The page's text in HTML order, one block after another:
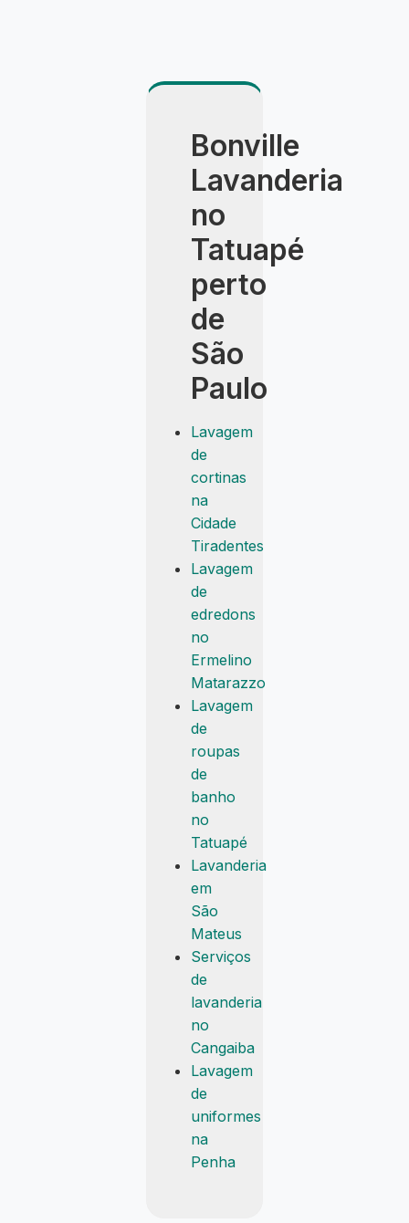
Bonville
Lavanderia
no
Tatuapé
perto
de
São
Paulo
Lavagem
de
cortinas
na
Cidade
Tiradentes
Lavagem
de
edredons
no
Ermelino
Matarazzo
Lavagem
de
roupas
de
banho
no
Tatuapé
Lavanderia
em
São
Mateus
Serviços
de
lavanderia
no
Cangaiba
Lavagem
de
uniformes
na
Penha